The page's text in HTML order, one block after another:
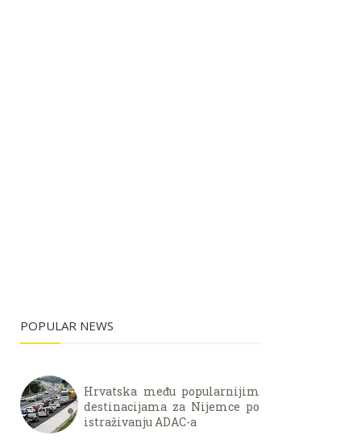
POPULAR NEWS
Hrvatska među popularnijim
destinacijama za Nijemce po
istraživanju ADAC-a